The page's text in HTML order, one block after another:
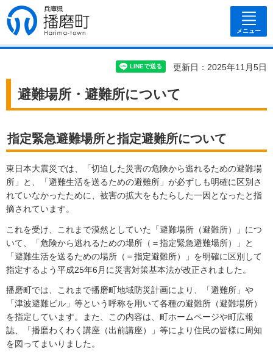
兵庫県 播磨
町
メニュー
更新日：2025年11月5日
避難場所・避難所について
指定緊急避難場所と指定避難所について
東日本大震災では、「切迫した災害の危険から逃れるための避難場
所」と、「避難生活を送るための避難所」が必ずしも明確に区別さ
れていなかったために、被害の拡大をもたらした一因となったと指
摘されています。
これを受け、これまで漠然としていた「避難場所（避難所）」につ
いて、「危険から逃れるための場所（＝指定緊急避難場所）」と
「避難生活を送るための場所（＝指定避難所）」を明確に区別して
指定するよう平成25年6月に災害対策基本法が改正されました。
播磨町では、これまで播磨町地域防災計画により、「避難所」や
「津波避難ビル」等という呼称を用いて各種の避難所（避難場所）
を指定しています。また、この内容は、町ホームページや町広報
誌、「播磨わくわく講座（出前講座）」等により住民の皆様に周知
を図ってまいりました。